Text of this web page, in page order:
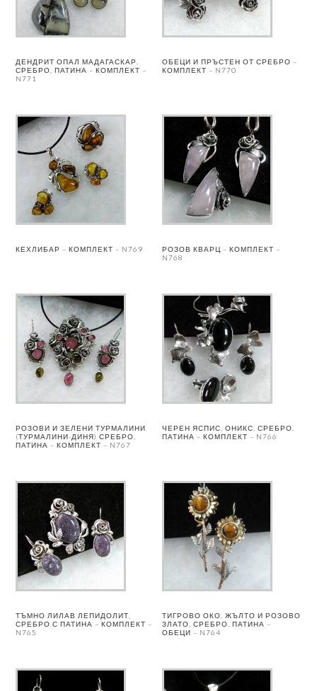
ДЕНДРИТ ОПАЛ МАДАГАСКАР,
СРЕБРО, ПАТИНА – КОМПЛЕКТ –
N771
ОБЕЦИ И ПРЪСТЕН ОТ СРЕБРО –
КОМПЛЕКТ – N770
КЕХЛИБАР – КОМПЛЕКТ – N769
РОЗОВ КВАРЦ – КОМПЛЕКТ –
N768
РОЗОВИ И ЗЕЛЕНИ ТУРМАЛИНИ
(ТУРМАЛИНИ-ДИНЯ) СРЕБРО,
ПАТИНА – КОМПЛЕКТ – N767
ЧЕРЕН ЯСПИС, ОНИКС, СРЕБРО,
ПАТИНА – КОМПЛЕКТ – N766
ТЪМНО ЛИЛАВ ЛЕПИДОЛИТ,
СРЕБРО С ПАТИНА – КОМПЛЕКТ –
N765
ТИГРОВО ОКО, ЖЪЛТО И РОЗОВО
ЗЛАТО, СРЕБРО, ПАТИНА –
ОБЕЦИ – N764